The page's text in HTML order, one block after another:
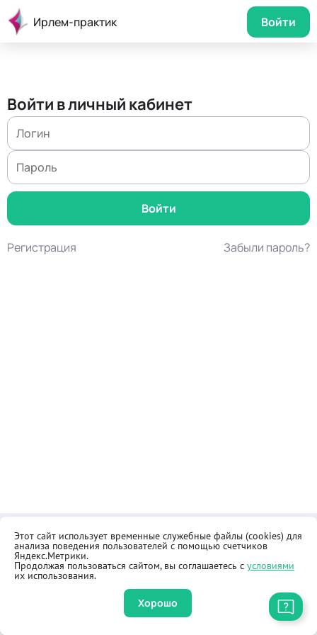
Ирлем-практик Войти
Войти в личный кабинет
Регистрация Забыли пароль?
Контакты
Как купить
Общественная приёмная
Реквизиты
Оферта
Правила продажи товаров
Этот сайт использует временные служебные файлы (cookies) для
анализа поведения пользователей с помощью счетчиков
Яндекс.Метрики.
Продолжая пользоваться сайтом, вы соглашаетесь с условиями
их использования.
Хорошо